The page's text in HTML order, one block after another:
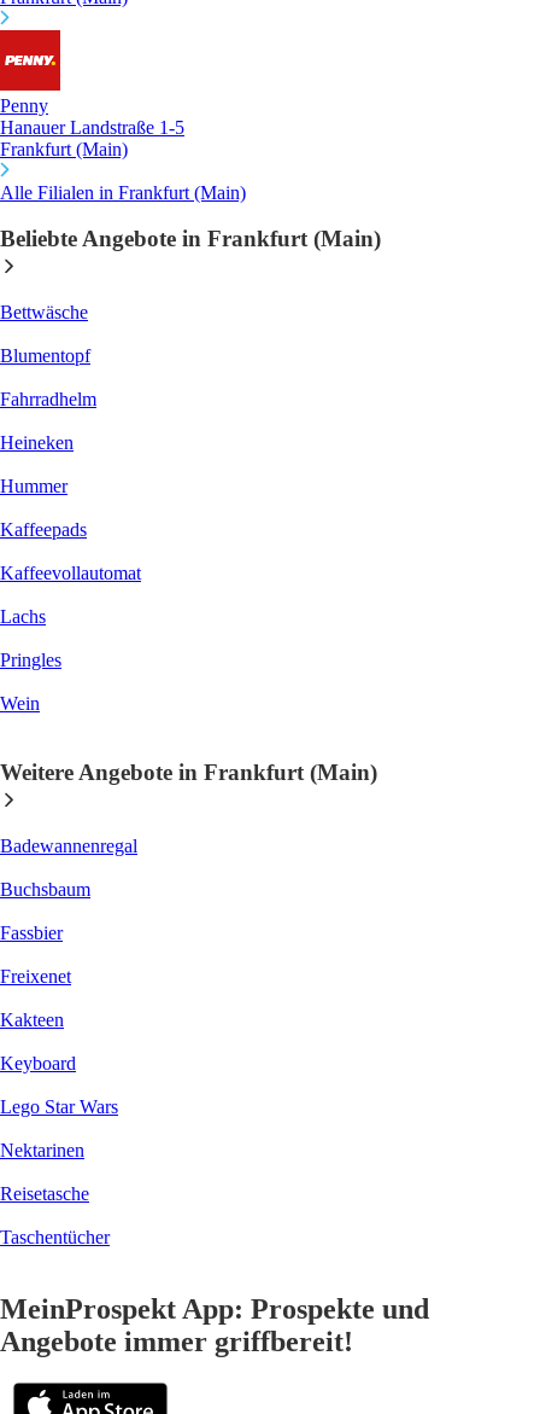
Penny
Hanauer Landstraße 1-5
Frankfurt (Main)
Alle Filialen in Frankfurt (Main)
Beliebte Angebote in Frankfurt (Main)
Bettwäsche
Blumentopf
Fahrradhelm
Heineken
Hummer
Kaffeepads
Kaffeevollautomat
Lachs
Pringles
Wein
Weitere Angebote in Frankfurt (Main)
Badewannenregal
Buchsbaum
Fassbier
Freixenet
Kakteen
Keyboard
Lego Star Wars
Nektarinen
Reisetasche
Taschentücher
MeinProspekt App: Prospekte und
Angebote immer griffbereit!